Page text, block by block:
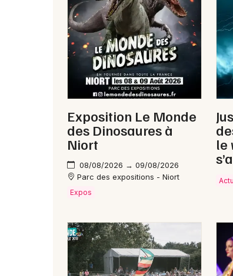
Exposition Le Monde
des Dinosaures à
Niort
08/08/2026 → 09/08/2026
Parc des expositions - Niort
Expos
le